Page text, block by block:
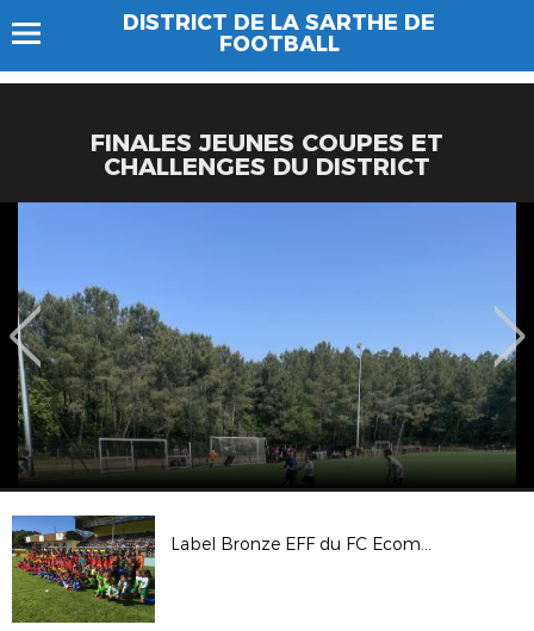
DISTRICT DE LA SARTHE DE
FOOTBALL
FINALES JEUNES COUPES ET
CHALLENGES DU DISTRICT
Label Bronze EFF du FC Ecommoy